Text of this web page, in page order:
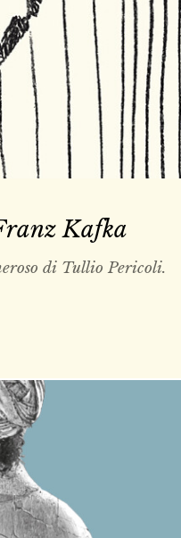
Kafka
di Tullio Pericoli.